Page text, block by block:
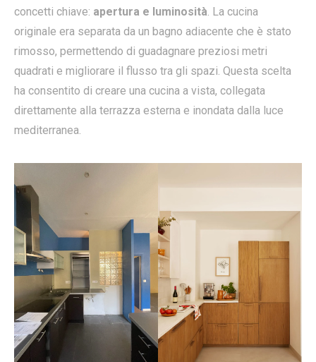
concetti chiave: apertura e luminosità. La cucina
originale era separata da un bagno adiacente che è stato
rimosso, permettendo di guadagnare preziosi metri
quadrati e migliorare il flusso tra gli spazi. Questa scelta
ha consentito di creare una cucina a vista, collegata
direttamente alla terrazza esterna e inondata dalla luce
mediterranea.